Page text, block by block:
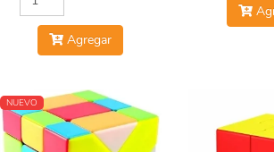
Agregar
NUEVO